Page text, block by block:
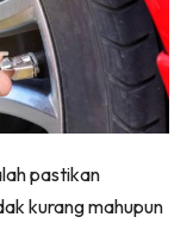
pastikan
kurang mahupun